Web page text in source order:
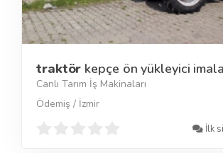
traktör kepçe ön yükleyici
Canlı Tarım İş Makinaları
Ödemiş / İzmir
İlk